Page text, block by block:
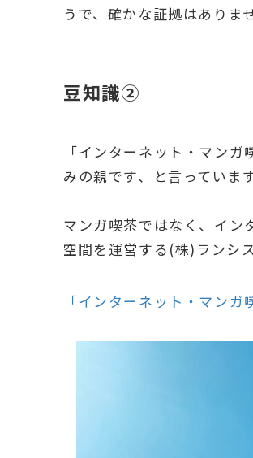
うで、確かな証拠はありま
豆知識②
「インターネット・マン
みの親です、と言っています
マンガ喫茶ではなく、イン
空間を運営する(株)ランシ
「インターネット・マンガ